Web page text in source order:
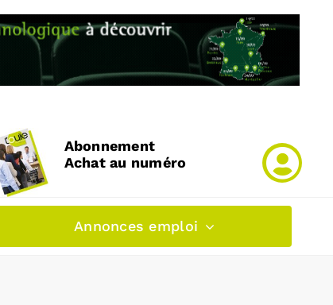
Abonnement
Achat au numéro
Annonces emploi